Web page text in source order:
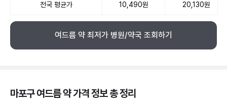
전국 평균가 10,490원 20,130원
여드름 약 최저가 병원/약국 조회하기
마포구 여드름 약 가격 정보 총 정리